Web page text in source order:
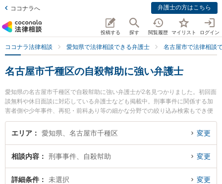
ココナラへ 弁護士の方はこちら
投稿する 探す 閲覧履歴 マイリスト ログイン
ココナラ法律相談 愛知県で法律相談できる弁護士 名古屋市で法律相談
名古屋市千種区の自殺幇助に強い弁護士
愛知県の名古屋市千種区で自殺幇助に強い弁護士が2名見つかりました。初回面
談無料や休日面談に対応している弁護士なども掲載中。刑事事件に関係する加
害者側や少年事件、再犯・前科あり等の細かな分野での絞り込み検索もでき便
利です。特に弁護士法人名古屋北法律事務所 ちくさ事務所の村上 光平弁護士や
星ヶ丘法律事務所の宮城 佳典弁護士のプロフィール情報や弁護士費用、強みな
富な近くの弁護士を検索したい』『初回相談無料で自殺幇助を法律相談できる
名古屋市千種区内の弁護士に相談予約したい』などでお困りの相談者さんにお
すすめです。
エリア 愛知県、名古屋市千種区 変更
相談内容 刑事事件、自殺幇助 変更
詳細条件 未選択 変更